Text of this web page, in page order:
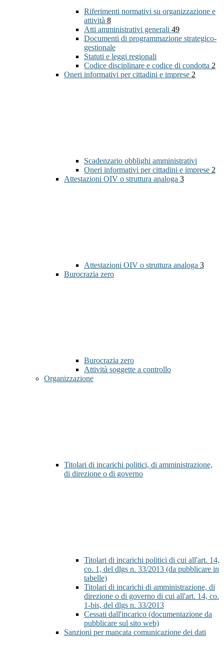
Riferimenti normativi su organizzazione e
attività 8
Atti amministrativi generali 49
Documenti di programmazione strategico-
gestionale
Statuti e leggi regionali
Codice disciplinare e codice di condotta 2
Oneri informativi per cittadini e imprese 2
Scadenzario obblighi amministrativi
Oneri informativi per cittadini e imprese 2
Attestazioni OIV o struttura analoga 3
Attestazioni OIV o struttura analoga 3
Burocrazia zero
Burocrazia zero
Attività soggette a controllo
Organizzazione
Titolari di incarichi politici, di amministrazione,
di direzione o di governo
Titolari di incarichi politici di cui all'art. 14,
co. 1, del dlgs n. 33/2013 (da pubblicare in
tabelle)
Titolari di incarichi di amministrazione, di
direzione o di governo di cui all'art. 14, co.
1-bis, del dlgs n. 33/2013
Cessati dall'incarico (documentazione da
pubblicare sul sito web)
Sanzioni per mancata comunicazione dei dati